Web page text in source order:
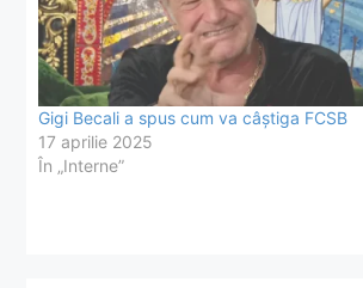
Gigi Becali a spus cum va câştiga FCSB
17 aprilie 2025
În „Interne”